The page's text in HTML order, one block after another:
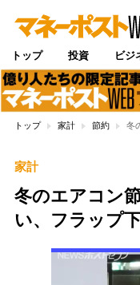
トップ 投資 ビジ
トップ 家計 節約 冬
家計
冬のエアコン
い、フラップ